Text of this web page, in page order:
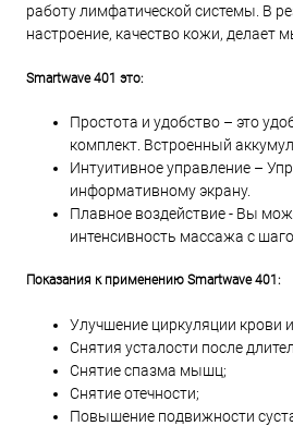
работу лимфатической системы. В
настроение, качество кожи,
Smartwave 401 это:
Простота и удобство – это
комплект. Встроенный
Интуитивное управление –
информативному экрану.
Плавное воздействие - Вы
интенсивность массажа с
Показания к применению Smartwave 401:
Улучшение циркуляции крови
Снятия усталости после
Снятие спазма мышц;
Снятие отечности;
Повышение подвижности